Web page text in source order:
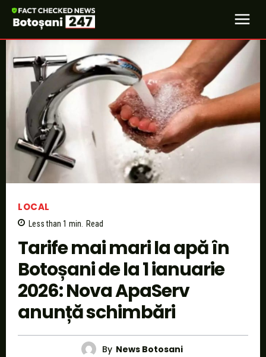
LOCAL
Less than 1 min. Read
Tarife mai mari la apă în
Botoșani de la 1 ianuarie
2026: Nova ApaServ
anunță schimbări
By News Botosani